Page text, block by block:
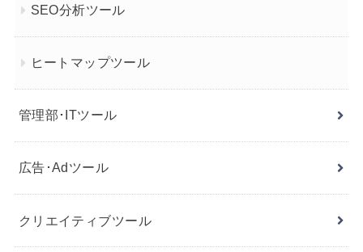
SEO分析ツール
ヒートマップツール
管理部･ITツール
広告･Adツール
クリエイティブツール